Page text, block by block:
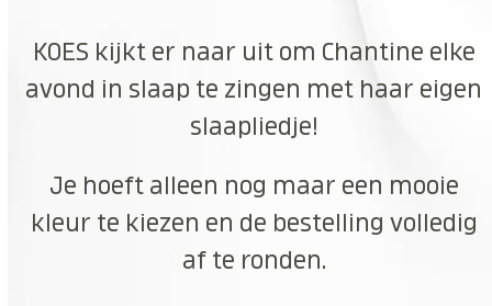
KOES kijkt er naar uit om Chantine elke
avond in slaap te zingen met haar eigen
slaapliedje!
Je hoeft alleen nog maar een mooie
kleur te kiezen en de bestelling volledig
af te ronden.